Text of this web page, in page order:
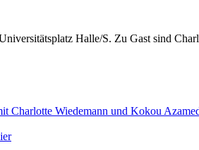
Halle/S. Zu Gast sind
Charlotte Wiedemann und Kokou